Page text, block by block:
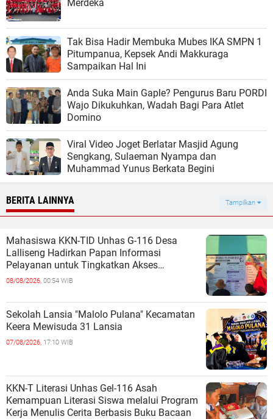
Merdeka
Tak Bisa Hadir Membuka Mubes IKA SMPN 1
Pitumpanua, Kepsek Andi Makkuraga
Sampaikan Hal Ini
Anda Suka Main Gaple? Pengurus Baru PORDI
Wajo Dikukuhkan, Wadah Bagi Para Atlet
Domino
Viral Video Joget Berlatar Masjid Agung
Sengkang, Sulaeman Nyampa dan
Muhammad Yunus Berkata Begini
BERITA LAINNYA Tampilkan
Mahasiswa KKN-TID Unhas G-116 Desa
Lalliseng Hadirkan Papan Informasi
Pelayanan untuk Tingkatkan Akses
Informasi Masyarakat
08/08/2026, 00:54 WIB
Sekolah Lansia "Malolo Pulana" Kecamatan
Keera Mewisuda 31 Lansia
07/08/2026, 17:10 WIB
KKN-T Literasi Unhas Gel-116 Asah
Kemampuan Literasi Siswa melalui Program
Kerja Menulis Cerita Berbasis Buku Bacaan